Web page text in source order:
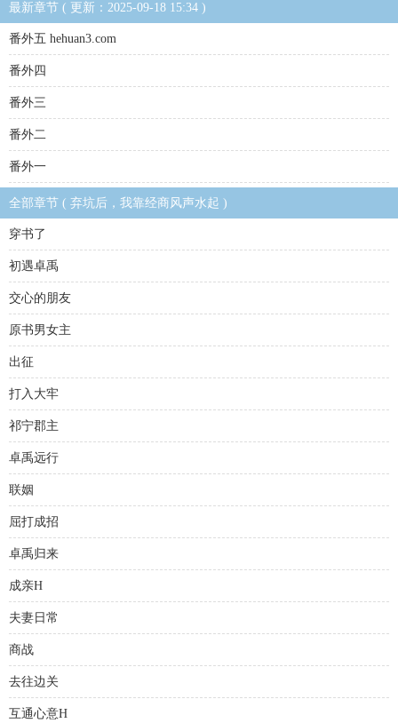
最新章节 ( 更新：2025-09-18 15:34 )
番外五 hehuan3.com
番外四
番外三
番外二
番外一
全部章节 ( 弃坑后，我靠经商风声水起 )
穿书了
初遇卓禹
交心的朋友
原书男女主
出征
打入大牢
祁宁郡主
卓禹远行
联姻
屈打成招
卓禹归来
成亲H
夫妻日常
商战
去往边关
互通心意H